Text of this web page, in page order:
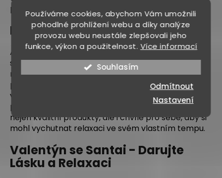
Používáme cookies, abychom Vám umožnili
pohodlné prohlížení webu a díky analýze
provozu webu neustále zlepšovali jeho
funkce, výkon a použitelnost. Více informací
Souhlasím
Nastavení
Odmítnout
potřebuje pro odpočinek a regeneraci.
Pro Něj:balíček pro muže
Ano, i muži si zaslouží relax, luxusní péči o sebe a
svou pokožku.Balíček pro mužeje speciálně
navržen pro muže, kteří si zaslouží osvěžující a
povzbuzující péči.
Santai balíček pro nějobsahuje
vše od osvěžujícího sprchového oleje po stimulující
péči na obličej. Vašemu partnerovi tak darujete
nejen kvalitní produkty, ale i chvíle pro sebe, aby si
mohl vychutnat relaxaci ve svém vlastním tempu.
Valentýn se Santai - Darujte
Lásku a Relaxaci